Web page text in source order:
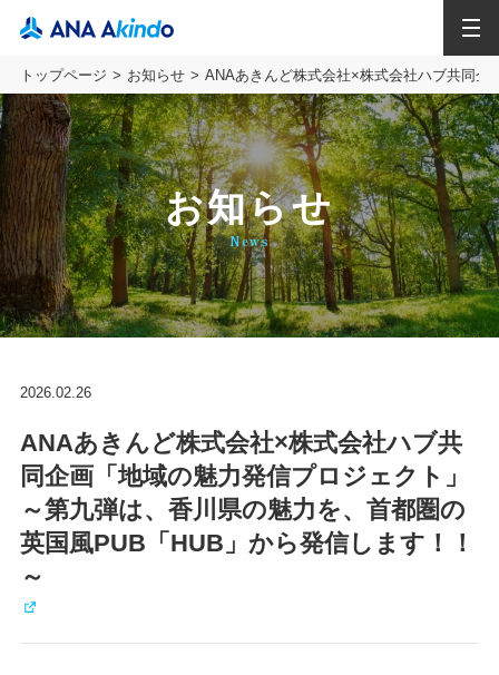
トップページ お知らせ ANAあきんど株式会社×株式会社ハブ共同企
お知らせ
News
2026.02.26
ANAあきんど株式会社×株式会社ハブ共
同企画「地域の魅力発信プロジェクト」
～第九弾は、香川県の魅力を、首都圏の
英国風PUB「HUB」から発信します！！
～